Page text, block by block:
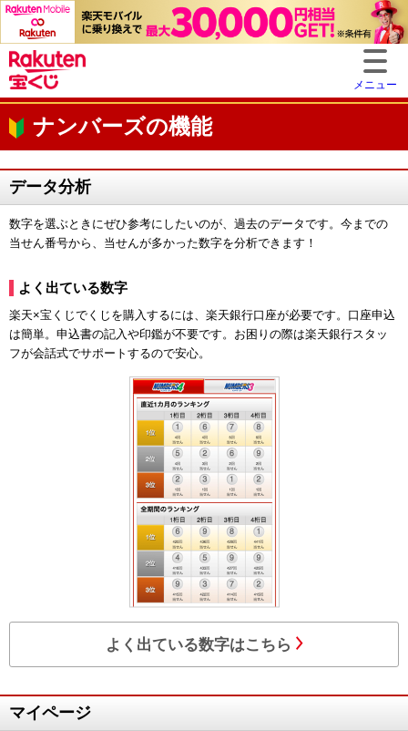
メニュー
ナンバーズの機能
データ分析
数字を選ぶときにぜひ参考にしたいのが、過去のデータです。今までの
当せん番号から、当せんが多かった数字を分析できます！
よく出ている数字
楽天×宝くじでくじを購入するには、楽天銀行口座が必要です。口座申込
は簡単。申込書の記入や印鑑が不要です。お困りの際は楽天銀行スタッ
フが会話式でサポートするので安心。
よく出ている数字はこちら
マイページ